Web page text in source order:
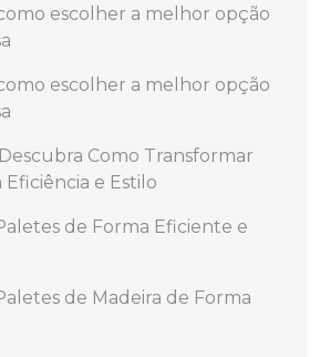
escolher a melhor opção
escolher a melhor opção
Como Transformar
e Estilo
de Forma Eficiente e
de Madeira de Forma